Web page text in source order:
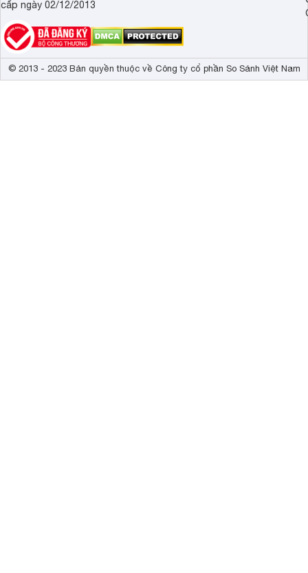
cấp ngày 02/12/2013
© 2013 - 2023 Bản quyền thuộc về Công ty cổ phần So Sánh Việt Nam